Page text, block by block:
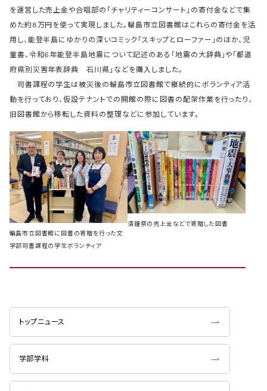
を運営した売上金や合唱部の「チャリティーコンサート」の寄付金などで集
めた約8万円を使って実現しました。輪島市立図書館はこれらの寄付金を活
用し、能登半島にゆかりの深いコミック「スキップとローファー」のほか、児
童書、令和6年能登半島地震について記述のある「地震の大辞典」や「都道
府県別災害年表辞典 石川県」などを購入しました。
司書課程の学生は被災後の輪島市立図書館で継続的にボランティア活
動を行っており、仮設テナントでの開館の際に図書の配架作業を行ったり、
旧図書館から移転した資料の整理などに参加しています。
輪島市立図書館に図書の寄贈を行った文
学部司書課程の学生ボランティア
清鐘祭の売上金などで寄贈した図書
トップニュース
学部学科